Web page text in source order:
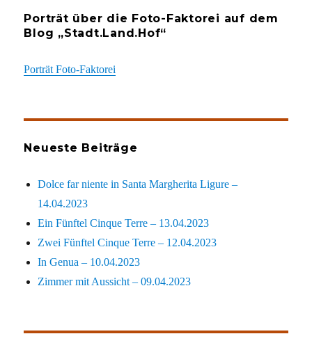
Porträt über die Foto-Faktorei auf dem
Blog „Stadt.Land.Hof“
Porträt Foto-Faktorei
Neueste Beiträge
Dolce far niente in Santa Margherita Ligure –
14.04.2023
Ein Fünftel Cinque Terre – 13.04.2023
Zwei Fünftel Cinque Terre – 12.04.2023
In Genua – 10.04.2023
Zimmer mit Aussicht – 09.04.2023